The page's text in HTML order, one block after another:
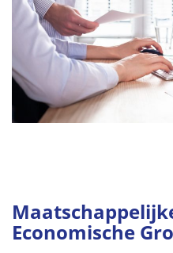
Economische